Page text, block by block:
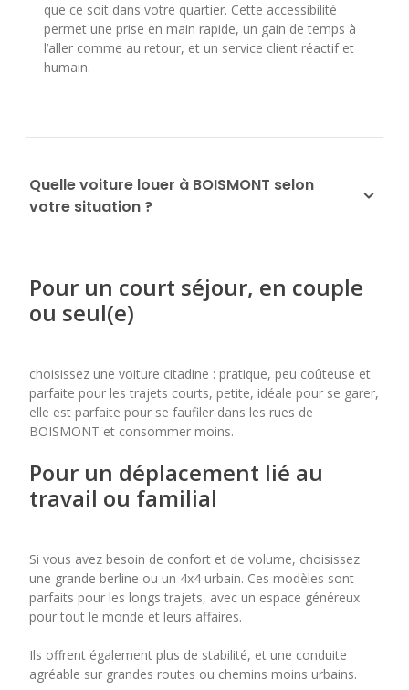
que ce soit dans votre quartier. Cette accessibilité
permet une prise en main rapide, un gain de temps à
l’aller comme au retour, et un service client réactif et
humain.
Quelle voiture louer à BOISMONT selon
votre situation ?
Pour un court séjour, en couple
ou seul(e)
choisissez une voiture citadine : pratique, peu coûteuse et
parfaite pour les trajets courts, petite, idéale pour se garer,
elle est parfaite pour se faufiler dans les rues de
BOISMONT et consommer moins.
Pour un déplacement lié au
travail ou familial
Si vous avez besoin de confort et de volume, choisissez
une grande berline ou un 4x4 urbain. Ces modèles sont
parfaits pour les longs trajets, avec un espace généreux
pour tout le monde et leurs affaires.
Ils offrent également plus de stabilité, et une conduite
agréable sur grandes routes ou chemins moins urbains.